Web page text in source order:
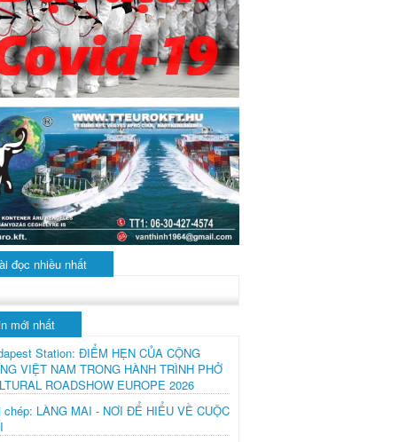
đọc nhiều nhất
mới nhất
Station: ĐIỂM HẸN CỦA CỘNG
VIỆT NAM TRONG HÀNH TRÌNH PHỞ
ROADSHOW EUROPE 2026
chép: LÀNG MAI - NƠI ĐỂ HIỂU VỀ CUỘC